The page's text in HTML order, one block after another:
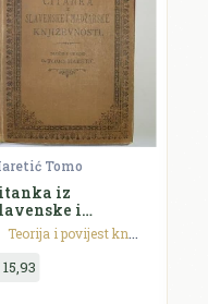
Tomo
iz
i
Teorija i povijest književnosti